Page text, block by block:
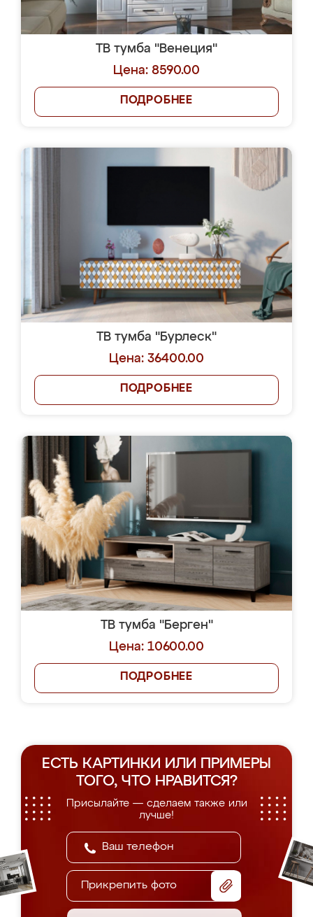
ТВ тумба "Венеция"
Цена: 8590.00
ПОДРОБНЕЕ
ТВ тумба "Бурлеск"
Цена: 36400.00
ПОДРОБНЕЕ
ТВ тумба "Берген"
Цена: 10600.00
ПОДРОБНЕЕ
ЕСТЬ КАРТИНКИ ИЛИ ПРИМЕРЫ
ТОГО, ЧТО НРАВИТСЯ?
Присылайте — сделаем также или
лучше!
Прикрепить фото